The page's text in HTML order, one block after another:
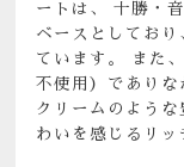
ートは、 十勝・
ベースとしてお
ています。 また
不使用）であり
クリームのよう
わいを感じるリッ